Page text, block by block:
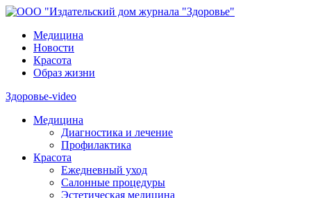
Медицина
Новости
Красота
Образ жизни
Здоровье-video
Медицина
Диагностика и лечение
Профилактика
Красота
Ежедневный уход
Салонные процедуры
Эстетическая медицина